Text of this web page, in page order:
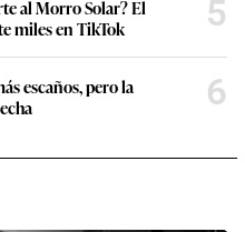
al Morro Solar? El
miles en TikTok
5
escaños, pero la
6